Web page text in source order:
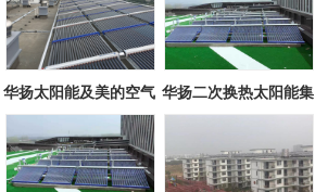
华扬太阳能及美的空气 华扬二次换热太阳能集